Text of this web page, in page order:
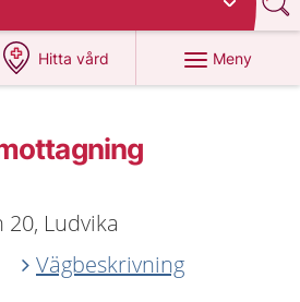
Hitta vård
på 1177.se
Meny
Ludvika
Vägbeskrivning